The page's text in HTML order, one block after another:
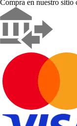
Compra en nuestro sitio